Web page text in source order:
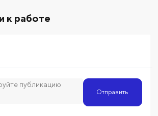
к работе
Отправить